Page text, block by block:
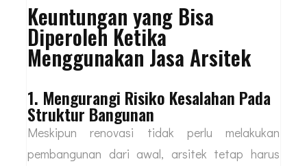
Keuntungan yang Bisa
Diperoleh Ketika
Menggunakan Jasa Arsitek
1. Mengurangi Risiko Kesalahan Pada
Struktur Bangunan
Meskipun renovasi tidak perlu melakukan
pembangunan dari awal, arsitek tetap harus